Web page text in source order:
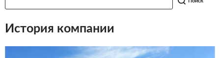
История компании